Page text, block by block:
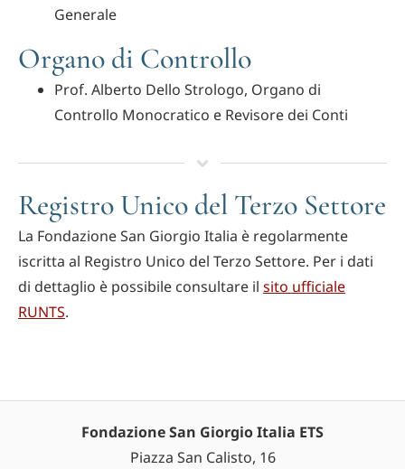
Generale
Organo di Controllo
Prof. Alberto Dello Strologo, Organo di
Controllo Monocratico e Revisore dei Conti
Registro Unico del Terzo Settore
La Fondazione San Giorgio Italia è regolarmente
iscritta al Registro Unico del Terzo Settore. Per i dati
di dettaglio è possibile consultare il sito ufficiale
RUNTS.
Fondazione San Giorgio Italia ETS
Piazza San Calisto, 16